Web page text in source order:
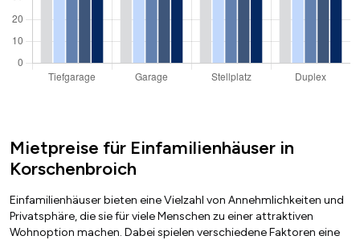
Mietpreise für Einfamilienhäuser in
Korschenbroich
Einfamilienhäuser bieten eine Vielzahl von Annehmlichkeiten und
Privatsphäre, die sie für viele Menschen zu einer attraktiven
Wohnoption machen. Dabei spielen verschiedene Faktoren eine